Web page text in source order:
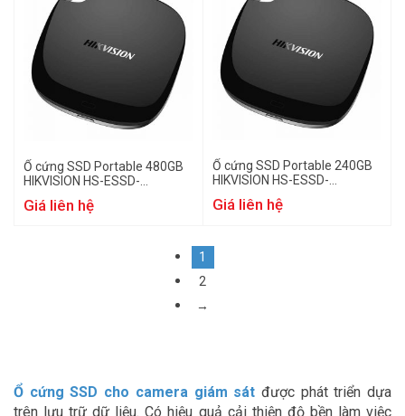
Ổ cứng SSD Portable 480GB
HIKVISION HS-ESSD-
Giá liên hệ
Ổ cứng SSD Portable 240GB
HIKVISION HS-ESSD-
Giá liên hệ
1
2
→
Ổ cứng SSD cho camera giám sát được phát triển dựa
trên lưu trữ dữ liệu. Có hiệu quả cải thiện độ bền làm việc